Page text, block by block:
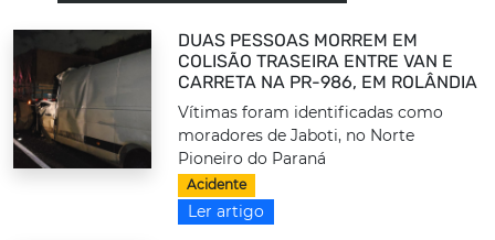
DUAS PESSOAS MORREM EM
COLISÃO TRASEIRA ENTRE VAN E
CARRETA NA PR-986, EM ROLÂNDIA
Vítimas foram identificadas como
moradores de Jaboti, no Norte
Pioneiro do Paraná
Acidente
Ler artigo